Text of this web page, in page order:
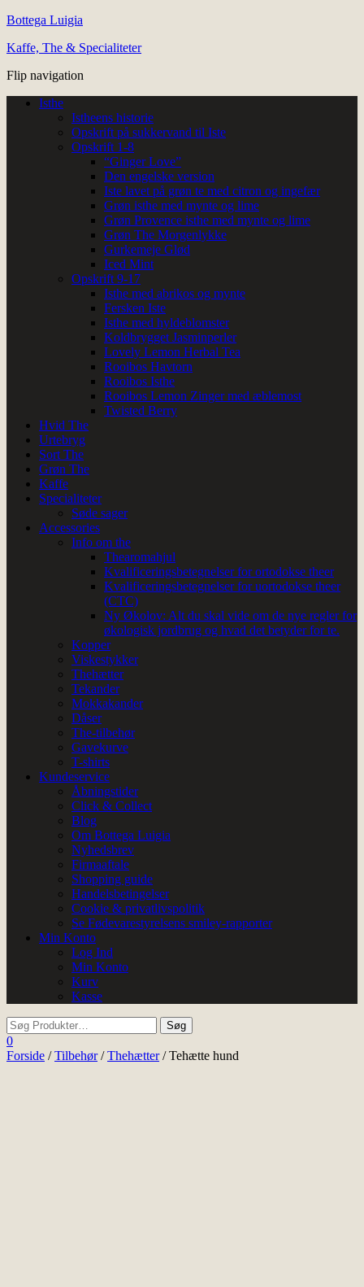
Bottega Luigia
Kaffe, The & Specialiteter
Flip navigation
Isthe
Istheens historie
Opskrift på sukkervand til Iste
Opskrift 1-8
“Ginger Love”
Den engelske version
Iste lavet på grøn te med citron og ingefær
Grøn isthe med mynte og lime
Grøn Provence isthe med mynte og lime
Grøn The Morgenlykke
Gurkemeje Glød
Iced Mint
Opskrift 9-17
Isthe med abrikos og mynte
Fersken Iste
Isthe med hyldeblomster
Koldbrygget Jasminperler
Lovely Lemon Herbal Tea
Rooibos Havtorn
Rooibos Isthe
Rooibos Lemon Zinger med æblemost
Twisted Berry
Hvid The
Urtebryg
Sort The
Grøn The
Kaffe
Specialiteter
Søde sager
Accessories
Info om the
Thearomahjul
Kvalificeringsbetegnelser for ortodokse theer
Kvalificeringsbetegnelser for uortodokse theer
(CTC)
Ny Økolov: Alt du skal vide om de nye regler for
økologisk jordbrug og hvad det betyder for te.
Kopper
Viskestykker
Thehætter
Tekander
Mokkakander
Dåser
The-tilbehør
Gavekurve
T-shirts
Kundeservice
Åbningstider
Click & Collect
Blog
Om Bottega Luigia
Nyhedsbrev
Firmaaftale
Shopping guide
Handelsbetingelser
Cookie & privatlivspolitik
Se Fødevarestyrelsens smiley-rapporter
Min Konto
Log Ind
Min Konto
Kurv
Kasse
0
Forside /Tilbehør/Thehætter/ Tehætte hund